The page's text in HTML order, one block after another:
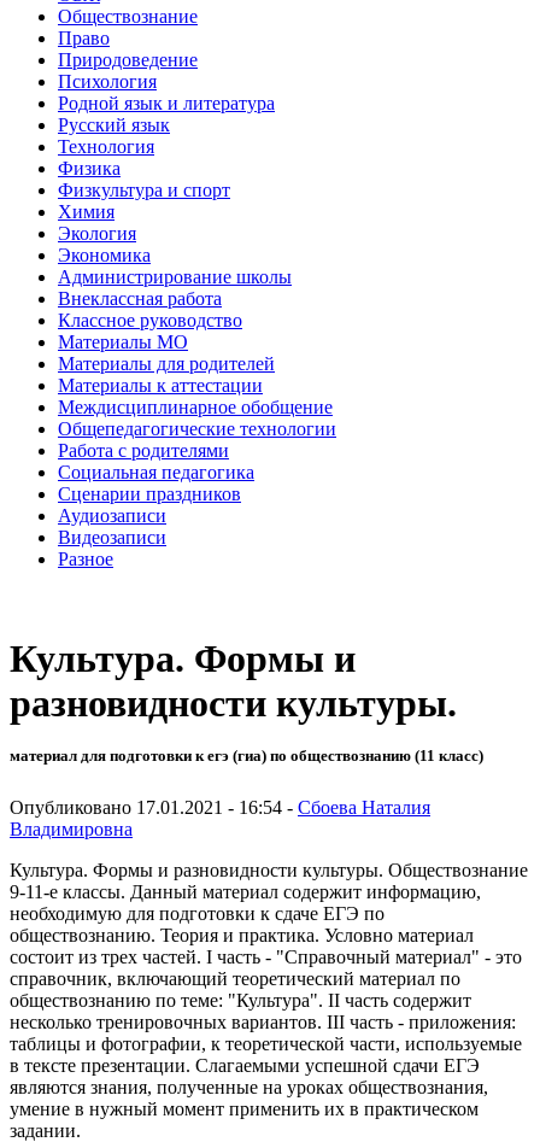
Обществознание
Право
Природоведение
Психология
Родной язык и литература
Русский язык
Технология
Физика
Физкультура и спорт
Химия
Экология
Экономика
Администрирование школы
Внеклассная работа
Классное руководство
Материалы МО
Материалы для родителей
Материалы к аттестации
Междисциплинарное обобщение
Общепедагогические технологии
Работа с родителями
Социальная педагогика
Сценарии праздников
Аудиозаписи
Видеозаписи
Разное
Культура. Формы и
разновидности культуры.
материал для подготовки к егэ (гиа) по обществознанию (11 класс)
Опубликовано 17.01.2021 - 16:54 - Сбоева Наталия
Владимировна
Культура. Формы и разновидности культуры. Обществознание
9-11-е классы. Данный материал содержит информацию,
необходимую для подготовки к сдаче ЕГЭ по
обществознанию. Теория и практика. Условно материал
состоит из трех частей. I часть - "Справочный материал" - это
справочник, включающий теоретический материал по
обществознанию по теме: "Культура". II часть содержит
несколько тренировочных вариантов. III часть - приложения:
таблицы и фотографии, к теоретической части, используемые
в тексте презентации. Слагаемыми успешной сдачи ЕГЭ
являются знания, полученные на уроках обществознания,
умение в нужный момент применить их в практическом
задании.